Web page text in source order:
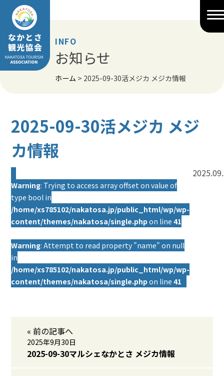
Skip
content
INFO
お知らせ
ホーム > 2025-09-30活メジカ メジカ情報
2025-09-30活メジカ メジ
カ情報
Warning: Trying to access array offset on value of
type bool in
/home/xs785102/nakatosa.jp/public_html/wp/wp-
content/themes/nakatosa/single.php on line41
Warning: Attempt to read property "name" on null
in
/home/xs785102/nakatosa.jp/public_html/wp/wp-
content/themes/nakatosa/single.php on line41
« 前の記事へ
2025年9月30日
2025-09-30マルシェなかとさ メジカ情報